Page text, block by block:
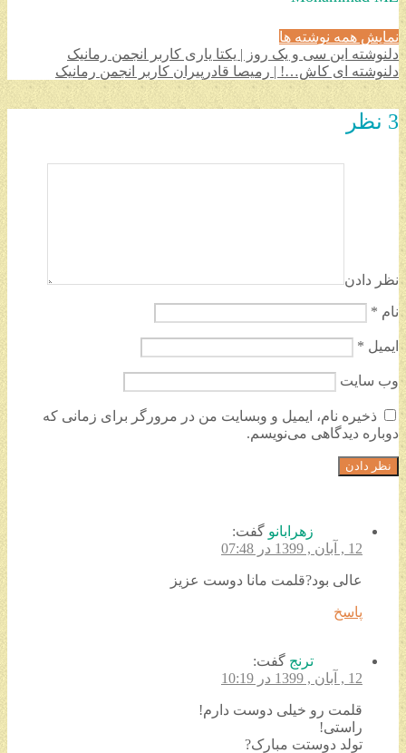
نمایش همه نوشته ها
دلنوشته این سی و یک روز | یکتا یاری کاربر انجمن رمانیک
دلنوشته ای کاش…! | رمیصا قادرپیران کاربر انجمن رمانیک
3 نظر
نظر دادن
نام *
ایمیل *
وب‌ سایت
ذخیره نام، ایمیل و وبسایت من در مرورگر برای زمانی که
دوباره دیدگاهی می‌نویسم.
زهرابانو گفت:
12 , آبان , 1399 در 07:48
عالی بود?قلمت مانا دوست عزیز
پاسخ
ترنج گفت:
12 , آبان , 1399 در 10:19
قلمت رو خیلی دوست دارم!
راستی!
تولد دوستت مبارک?